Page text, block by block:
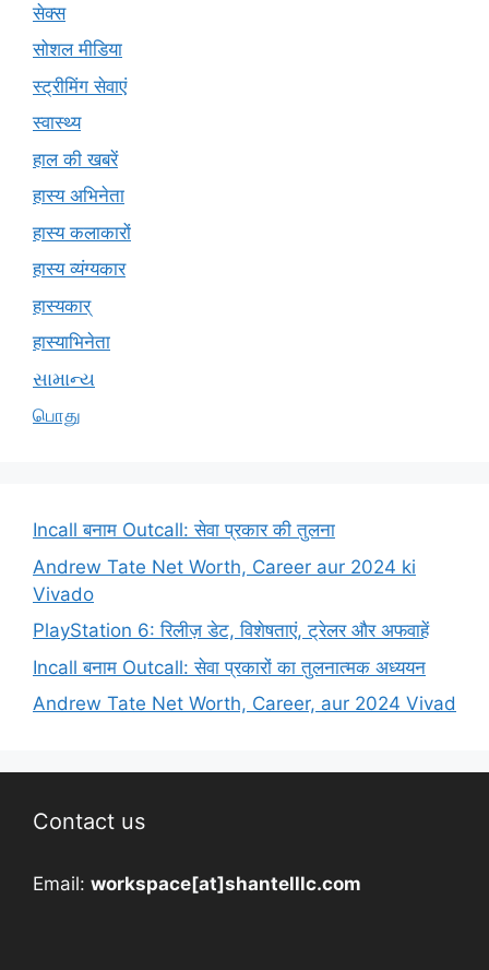
सेक्स
सोशल मीडिया
स्ट्रीमिंग सेवाएं
स्वास्थ्य
हाल की खबरें
हास्य अभिनेता
हास्य कलाकारों
हास्य व्यंग्यकार
हास्यकार्
हास्याभिनेता
સામાન્ય
பொது
Incall बनाम Outcall: सेवा प्रकार की तुलना
Andrew Tate Net Worth, Career aur 2024 ki
Vivado
PlayStation 6: रिलीज़ डेट, विशेषताएं, ट्रेलर और अफवाहें
Incall बनाम Outcall: सेवा प्रकारों का तुलनात्मक अध्ययन
Andrew Tate Net Worth, Career, aur 2024 Vivad
Contact us
Email: workspace[at]shantelllc.com